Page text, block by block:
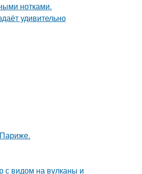
нотками.
удивительно
с видом на вулканы и